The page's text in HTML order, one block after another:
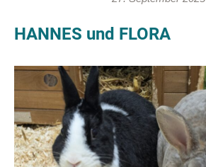
HANNES und FLORA